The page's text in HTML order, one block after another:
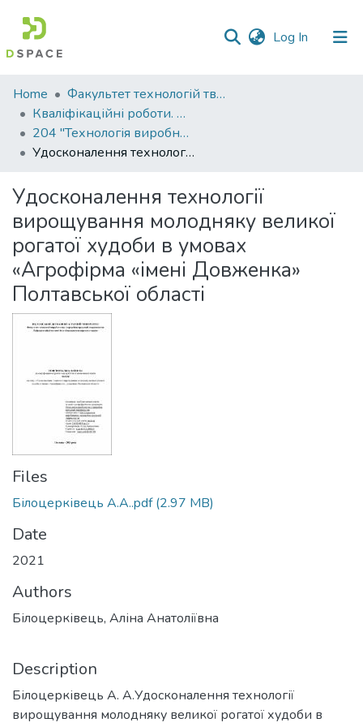
Log In (current)
Communities
&
Collections
All of DSpace
Statistics
Home
Факультет технологій тваринництва та продовольства
Кваліфікаційні роботи. Факультет технологій тваринництва та продовольства
204 "Технологія виробництва і переробки продукції тваринництва" - Магістри 2021-2022
Удосконалення технології вирощування молодняку великої рогатої худоби в умовах «Агрофірма «імені Довженка» Полтавської області
Удосконалення технології
вирощування молодняку великої
рогатої худоби в умовах
«Агрофірма «імені Довженка»
Полтавської області
Files
Білоцерківець А.А..pdf(2.97 MB)
Date
2021
Authors
Білоцерківець, Аліна Анатоліївна
Description
Білоцерківець А. А.Удосконалення технології
вирощування молодняку великої рогатої худоби в